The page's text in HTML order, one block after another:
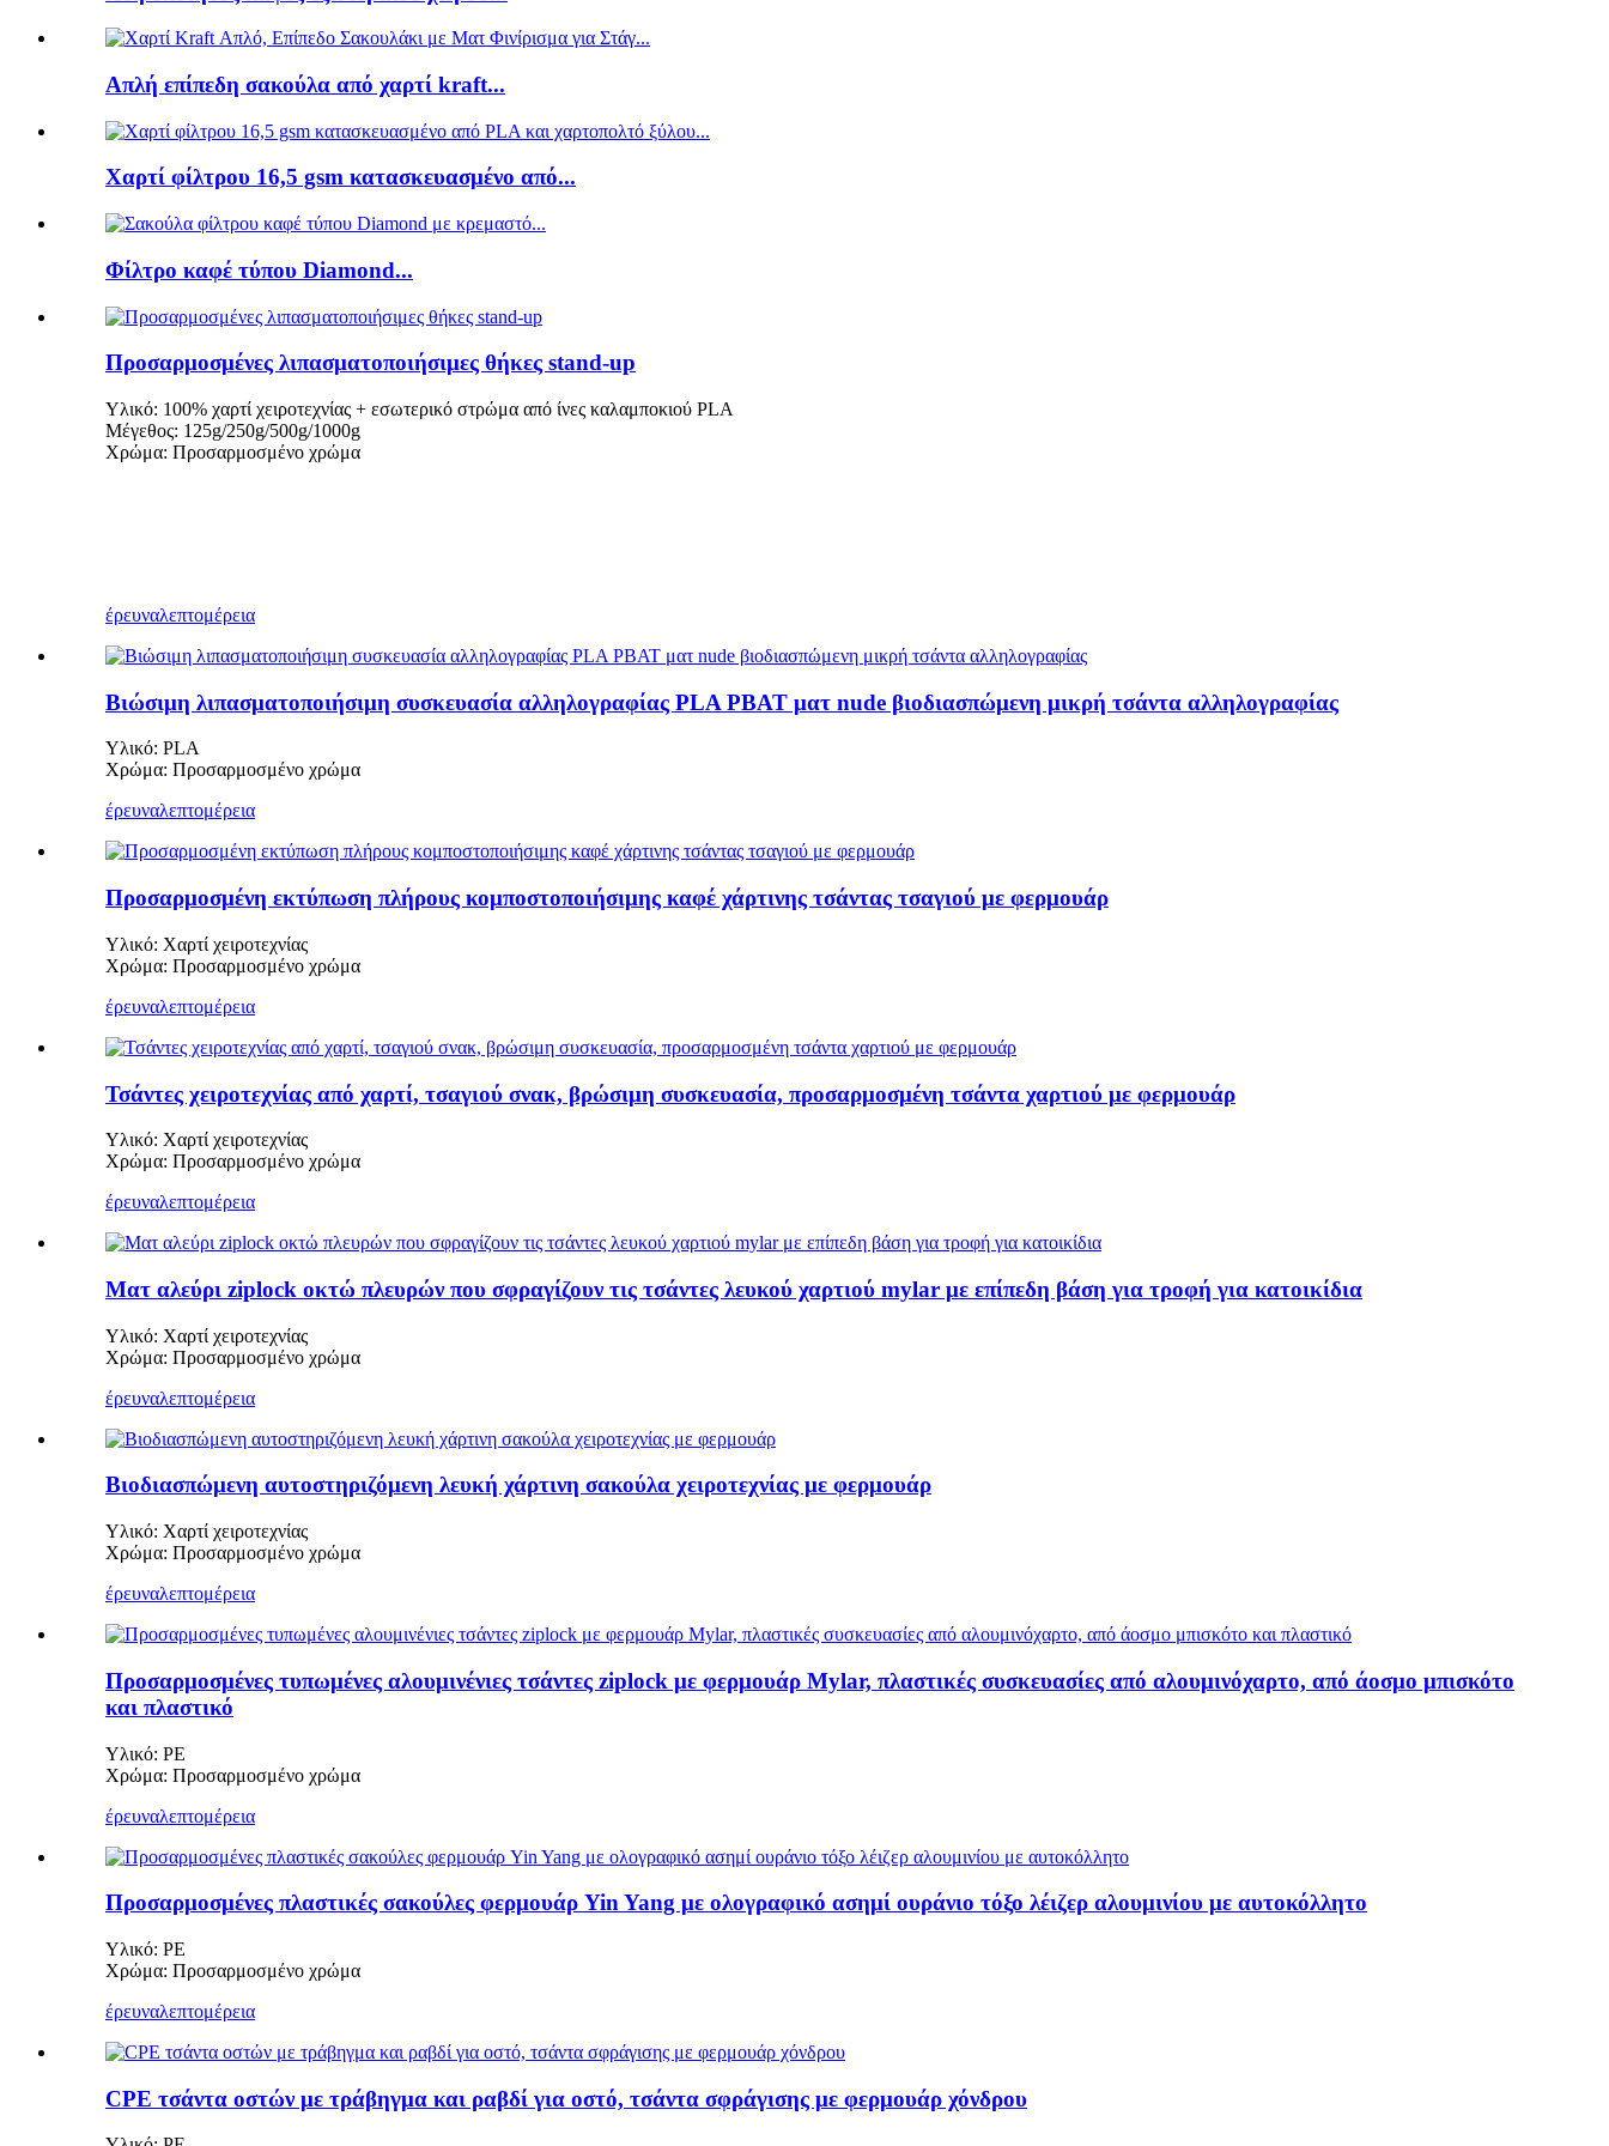
Απλή επίπεδη σακούλα από χαρτί kraft...
Χαρτί φίλτρου 16,5 gsm κατασκευασμένο από...
Φίλτρο καφέ τύπου Diamond...
Προσαρμοσμένες λιπασματοποιήσιμες θήκες stand-up
Υλικό: 100% χαρτί χειροτεχνίας + εσωτερικό στρώμα από ίνες καλαμποκιού PLA
Μέγεθος: 125g/250g/500g/1000g
Χρώμα: Προσαρμοσμένο χρώμα
έρευναλεπτομέρεια
Βιώσιμη λιπασματοποιήσιμη συσκευασία αλληλογραφίας PLA PBAT ματ nude βιοδιασπώμενη μικρή τσάντα αλληλογραφίας
Υλικό: PLA
Χρώμα: Προσαρμοσμένο χρώμα
έρευναλεπτομέρεια
Προσαρμοσμένη εκτύπωση πλήρους κομποστοποιήσιμης καφέ χάρτινης τσάντας τσαγιού με φερμουάρ
Υλικό: Χαρτί χειροτεχνίας
Χρώμα: Προσαρμοσμένο χρώμα
έρευναλεπτομέρεια
Τσάντες χειροτεχνίας από χαρτί, τσαγιού σνακ, βρώσιμη συσκευασία, προσαρμοσμένη τσάντα χαρτιού με φερμουάρ
Υλικό: Χαρτί χειροτεχνίας
Χρώμα: Προσαρμοσμένο χρώμα
έρευναλεπτομέρεια
Ματ αλεύρι ziplock οκτώ πλευρών που σφραγίζουν τις τσάντες λευκού χαρτιού mylar με επίπεδη βάση για τροφή για κατοικίδια
Υλικό: Χαρτί χειροτεχνίας
Χρώμα: Προσαρμοσμένο χρώμα
έρευναλεπτομέρεια
Βιοδιασπώμενη αυτοστηριζόμενη λευκή χάρτινη σακούλα χειροτεχνίας με φερμουάρ
Υλικό: Χαρτί χειροτεχνίας
Χρώμα: Προσαρμοσμένο χρώμα
έρευναλεπτομέρεια
Προσαρμοσμένες τυπωμένες αλουμινένιες τσάντες ziplock με φερμουάρ Mylar, πλαστικές συσκευασίες από αλουμινόχαρτο, από άοσμο μπισκότο
και πλαστικό
Υλικό: PE
Χρώμα: Προσαρμοσμένο χρώμα
έρευναλεπτομέρεια
Προσαρμοσμένες πλαστικές σακούλες φερμουάρ Yin Yang με ολογραφικό ασημί ουράνιο τόξο λέιζερ αλουμινίου με αυτοκόλλητο
Υλικό: PE
Χρώμα: Προσαρμοσμένο χρώμα
έρευναλεπτομέρεια
CPE τσάντα οστών με τράβηγμα και ραβδί για οστό, τσάντα σφράγισης με φερμουάρ χόνδρου